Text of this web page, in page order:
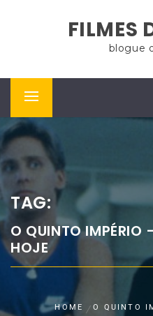
FILMES
blogue
Primary
Menu
TAG:
O QUINTO IMPÉRIO
HOJE
HOME O QUINTO